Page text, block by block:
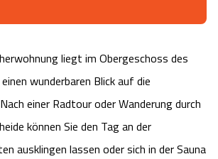
auf dem Bauernhof
Urlaub mit Hund
Kutschen
Regionale Küche
Lüneburger Heide
Schwarze Berge
Otter Zentrum
Wildpark Müden
Veranstaltungen
Shopping Celle
Kulinarisches Celle
Unterkünfte Celle
& Führungen Celle
liegt im Obergeschoss des
wunderbaren Blick auf die
einer Radtour oder Wanderung durch
können Sie den Tag an der
ausklingen lassen oder sich in der Sauna